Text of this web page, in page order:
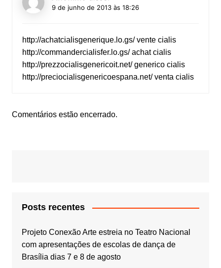
9 de junho de 2013 às 18:26
http://achatcialisgenerique.lo.gs/vente cialis
http://commandercialisfer.lo.gs/achat cialis
http://prezzocialisgenericoit.net/generico cialis
http://preciocialisgenericoespana.net/venta cialis
Comentários estão encerrado.
Posts recentes
Projeto Conexão Arte estreia no Teatro Nacional
com apresentações de escolas de dança de
Brasília dias 7 e 8 de agosto